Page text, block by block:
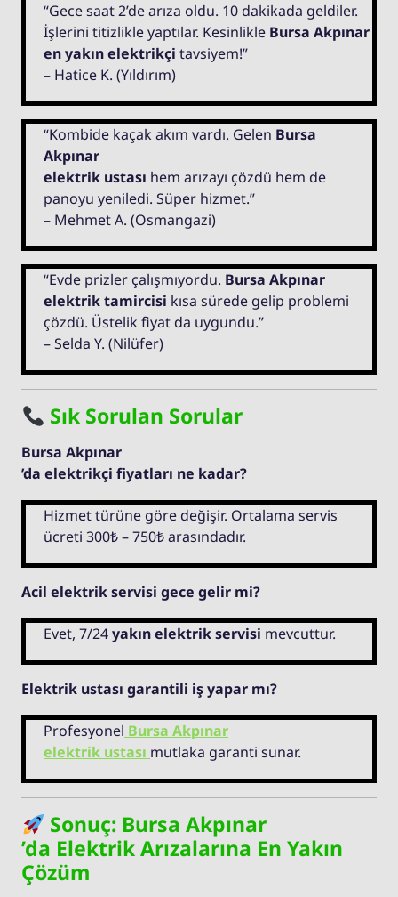
“Gece saat 2’de arıza oldu. 10 dakikada geldiler.
İşlerini titizlikle yaptılar. Kesinlikle Bursa Akpınar
en yakın elektrikçi tavsiyem!”
– Hatice K. (Yıldırım)
“Kombide kaçak akım vardı. Gelen Bursa
Akpınar
elektrik ustası hem arızayı çözdü hem de
panoyu yeniledi. Süper hizmet.”
– Mehmet A. (Osmangazi)
“Evde prizler çalışmıyordu. Bursa Akpınar
elektrik tamircisi kısa sürede gelip problemi
çözdü. Üstelik fiyat da uygundu.”
– Selda Y. (Nilüfer)
Sık Sorulan Sorular
Bursa Akpınar
’da elektrikçi fiyatları ne kadar?
Hizmet türüne göre değişir. Ortalama servis
ücreti 300₺ – 750₺ arasındadır.
Acil elektrik servisi gece gelir mi?
Evet, 7/24yakın elektrik servisi mevcuttur.
Elektrik ustası garantili iş yapar mı?
Profesyonel Bursa Akpınar
elektrik ustası mutlaka garanti sunar.
Sonuç: Bursa Akpınar
’da Elektrik Arızalarına En Yakın
Çözüm